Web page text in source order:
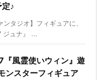
♪
ンタジオ】フィギュアに、
ジュナ』 ...
『風霊使いウィン』遊
ンスターフィギュア